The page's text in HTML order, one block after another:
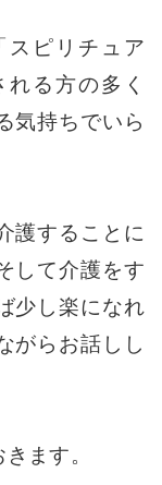
スピリチュア
る方の多く
気持ちでいら
護することに
して介護をす
少し楽になれ
がらお話しし
ます。